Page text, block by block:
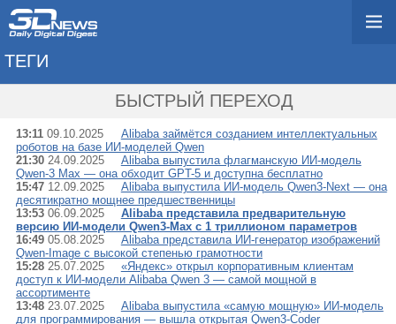
ТЕГИ
БЫСТРЫЙ ПЕРЕХОД
13:11 09.10.2025
Alibaba займётся созданием интеллектуальных
роботов на базе ИИ-моделей Qwen
21:30 24.09.2025
Alibaba выпустила флагманскую ИИ-модель
Qwen-3 Max — она обходит GPT-5 и доступна бесплатно
15:47 12.09.2025
Alibaba выпустила ИИ-модель Qwen3-Next — она
десятикратно мощнее предшественницы
13:53 06.09.2025
Alibaba представила предварительную
версию ИИ-модели Qwen3-Max с 1 триллионом параметров
16:49 05.08.2025
Alibaba представила ИИ-генератор изображений
Qwen-Image с высокой степенью грамотности
15:28 25.07.2025
«Яндекс» открыл корпоративным клиентам
доступ к ИИ-модели Alibaba Qwen 3 — самой мощной в
ассортименте
13:48 23.07.2025
Alibaba выпустила «самую мощную» ИИ-модель
для программирования — вышла открытая Qwen3-Coder